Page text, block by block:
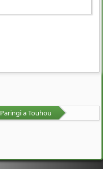
Paringi a Touhou